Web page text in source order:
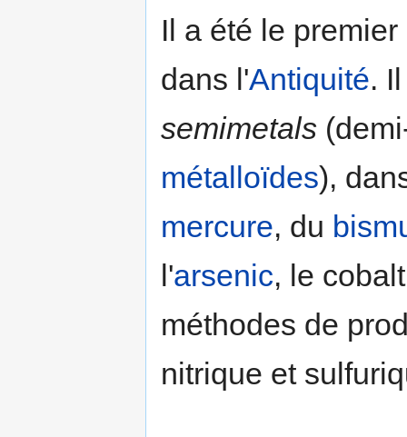
Il a été le
dans l'Antiquité.
semimetals
métalloïdes),
mercure, du
l'arsenic, le
méthodes de
nitrique et